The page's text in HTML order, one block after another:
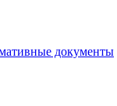
документы